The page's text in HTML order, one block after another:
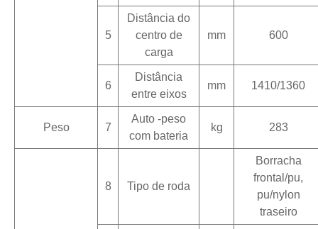
5
Distância do
centro de
carga
mm 600
6
Distância
entre eixos
mm 1410/1360
Peso 7
Auto -peso
com bateria
kg 283
8 Tipo de roda
Borracha
frontal/pu,
pu/nylon
traseiro